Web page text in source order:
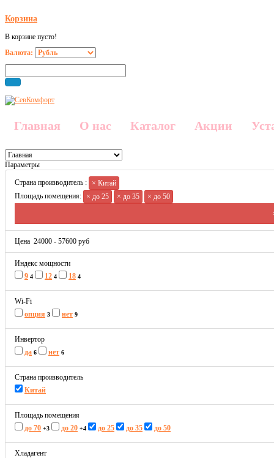
Корзина
В корзине пусто!
Валюта:
Главная О нас Каталог Акции
Параметры
Страна производитель :
× Китай
Площадь помещения:
× до 25 × до 35 × до 50
Цена 24000 - 57600 руб
Индекс мощности
9 4 12 4 18 4
Wi-Fi
опция 3 нет 9
Инвертор
да 6 нет 6
Страна производитель
Китай
Площадь помещения
до 70 +3 до 20 +4 до 25 до 35 до 50
Хладагент